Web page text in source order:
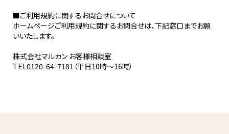
■ご利用規約に関するお問合せについて
ホームページご利用規約に関するお問合せは、下記窓口までお願
いいたします。
株式会社マルカン お客様相談室
TEL0120-64-7181（平日10時～16時）